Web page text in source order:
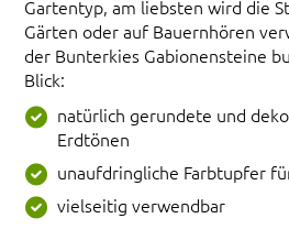
Gartentyp, am liebsten wird die
Gärten oder auf Bauernhören
der Bunterkies Gabionensteine
Blick:
natürlich gerundete und
Erdtönen
unaufdringliche Farbtupfer
vielseitig verwendbar